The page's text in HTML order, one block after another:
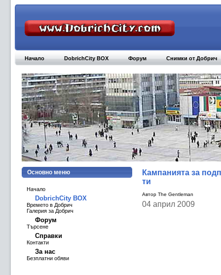
Начало DobrichCity BOX Форум Снимки от Добрич
Основно меню
Начало
DobrichCity BOX
Времето в Добрич
Галерия за Добрич
Форум
Търсене
Справки
Контакти
За нас
Безплатни обяви
Кампанията за
ти
Автор The Gentleman
04 април 2009